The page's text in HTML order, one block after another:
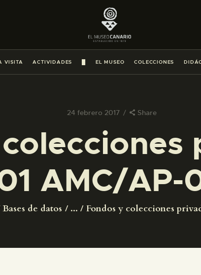
VISITA ACTIVIDADES EL MUSEO COLECCIONES
24 febrero 2017 Share
AMC/AP-
Bases de datos ... Fondos y colecciones
PREPARAR LA VISITA
ACTIVIDADES
█
COLECCIONES
DIDÁCTICA
ESPAÑOL